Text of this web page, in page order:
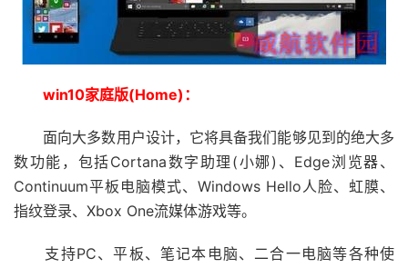
win10家庭版(Home)：
面向大多数用户设计，它将具备我们能够见到的绝大多
数功能，包括Cortana数字助理(小娜)、Edge浏览器、
Continuum平板电脑模式、Windows Hello人脸、虹膜、
指纹登录、Xbox One流媒体游戏等。
支持PC、平板、笔记本电脑、二合一电脑等各种使